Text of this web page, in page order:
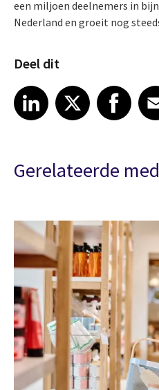
een miljoen deelnemers in
Nederland en groeit nog
Deel dit
Share article on LinkedIn
LinkedIn
Share article on XShare article onFacebook
Share
Gerelateerde